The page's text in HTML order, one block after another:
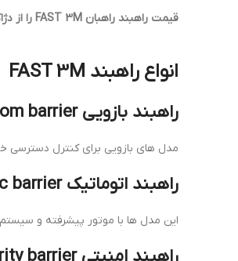
قیمت راهبند راهبان FAST 3M را از دژاک بخواهید.
انواع راهبند FAST 3M
راهبند بازویی FAST 3M – FAST 3M boom barrier
مدل های بازویی برای کنترل دسترسی
راهبند اتوماتیک FAST 3M – FAST 3M automatic barrier
این مدل ها با موتور پیشرفته و
راهبند امنیتی FAST 3M – FAST 3M security barrier